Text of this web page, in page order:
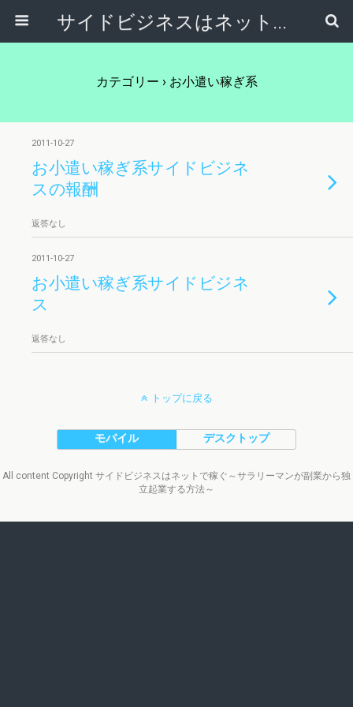
サイドビジネスはネットで稼ぐ～サラリーマンが副業から独立起業する方法～
カテゴリー › お小遣い稼ぎ系
2011-10-27
お小遣い稼ぎ系サイドビジネ
スの報酬
返答なし
2011-10-27
お小遣い稼ぎ系サイドビジネ
ス
返答なし
トップに戻る
モバイル デスクトップ
All content Copyright サイドビジネスはネットで稼ぐ～サラリーマンが副業から独
立起業する方法～